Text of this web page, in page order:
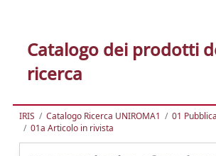
Catalogo dei prodotti
ricerca
IRIS Catalogo Ricerca UNIROMA1
01
01a Articolo in rivista